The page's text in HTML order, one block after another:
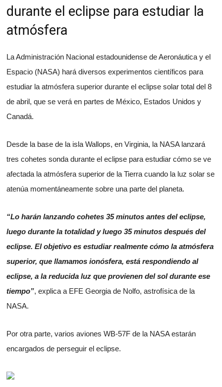
durante el eclipse para estudiar la
atmósfera
La Administración Nacional estadounidense de Aeronáutica y el
Espacio (NASA) hará diversos experimentos científicos para
estudiar la atmósfera superior durante el eclipse solar total del 8
de abril, que se verá en partes de México, Estados Unidos y
Canadá.
Desde la base de la isla Wallops, en Virginia, la NASA lanzará
tres cohetes sonda durante el eclipse para estudiar cómo se ve
afectada la atmósfera superior de la Tierra cuando la luz solar se
atenúa momentáneamente sobre una parte del planeta.
“Lo harán lanzando cohetes 35 minutos antes del eclipse,
luego durante la totalidad y luego 35 minutos después del
eclipse. El objetivo es estudiar realmente cómo la atmósfera
superior, que llamamos ionósfera, está respondiendo al
eclipse, a la reducida luz que provienen del sol durante ese
tiempo”, explica a EFE Georgia de Nolfo, astrofísica de la
NASA.
Por otra parte, varios aviones WB-57F de la NASA estarán
encargados de perseguir el eclipse.